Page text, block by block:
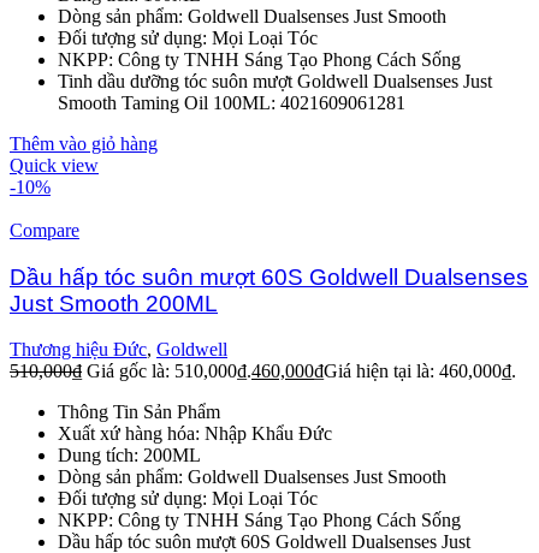
Dòng sản phẩm: Goldwell Dualsenses Just Smooth
Đối tượng sử dụng: Mọi Loại Tóc
NKPP: Công ty TNHH Sáng Tạo Phong Cách Sống
Tinh dầu dưỡng tóc suôn mượt Goldwell Dualsenses Just
Smooth Taming Oil 100ML: 4021609061281
Thêm vào giỏ hàng
Quick view
-10%
Compare
Dầu hấp tóc suôn mượt 60S Goldwell Dualsenses
Just Smooth 200ML
Thương hiệu Đức, Goldwell
510,000₫ Giá gốc là: 510,000₫.460,000₫Giá hiện tại là: 460,000₫.
Thông Tin Sản Phẩm
Xuất xứ hàng hóa: Nhập Khẩu Đức
Dung tích: 200ML
Dòng sản phẩm: Goldwell Dualsenses Just Smooth
Đối tượng sử dụng: Mọi Loại Tóc
NKPP: Công ty TNHH Sáng Tạo Phong Cách Sống
Dầu hấp tóc suôn mượt 60S Goldwell Dualsenses Just